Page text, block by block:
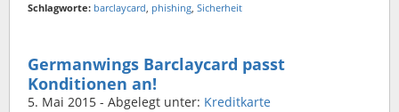
Schlagworte: barclaycard, phishing, Sicherheit
Germanwings Barclaycard passt
Konditionen an!
5. Mai 2015 - Abgelegt unter: Kreditkarte